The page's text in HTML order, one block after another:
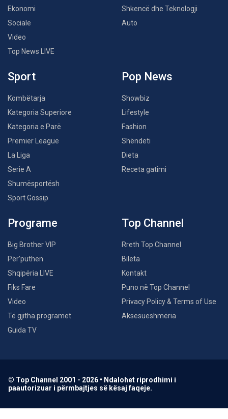
Ekonomi
Sociale
Video
Top News LIVE
Shkencë dhe Teknologji
Auto
Sport
Kombëtarja
Kategoria Superiore
Kategoria e Parë
Premier League
La Liga
Serie A
Shumësportësh
Sport Gossip
Pop News
Showbiz
Lifestyle
Fashion
Shëndeti
Dieta
Receta gatimi
Programe
Big Brother VIP
Për’puthen
Shqipëria LIVE
Fiks Fare
Video
Të gjitha programet
Guida TV
Top Channel
Rreth Top Channel
Bileta
Kontakt
Puno në Top Channel
Privacy Policy & Terms of Use
Aksesueshmëria
© Top Channel 2001 - 2026 • Ndalohet riprodhimi i
paautorizuar i përmbajtjes së kësaj faqeje.